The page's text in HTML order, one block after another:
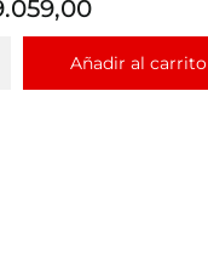
Añadir al carrito